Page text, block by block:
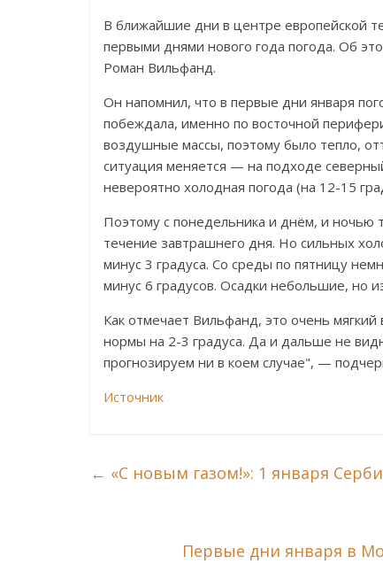
В ближайшие дни в центре европейской
первыми днями нового года погода. Об
Роман Вильфанд.
Он напомнил, что в первые дни января
побеждала, именно по восточной
воздушные массы, поэтому было тепло,
ситуация меняется — на подходе
невероятно холодная погода (на 12-15
Поэтому с понедельника и днём, и ночью
течение завтрашнего дня. Но сильных
минус 3 градуса. Со среды по пятницу
минус 6 градусов. Осадки небольшие, но
Как отмечает Вильфанд, это очень
нормы на 2-3 градуса. Да и дальше не
прогнозируем ни в коем случае", —
Источник
← «С новым газом!»: 1 января
Первые дни января в